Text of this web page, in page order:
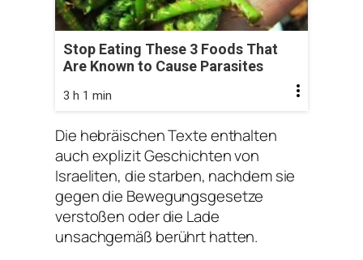
Stop Eating These 3 Foods That
Are Known to Cause Parasites
3 h 1 min
Die hebräischen Texte enthalten
auch explizit Geschichten von
Israeliten, die starben, nachdem sie
gegen die Bewegungsgesetze
verstoßen oder die Lade
unsachgemäß berührt hatten.